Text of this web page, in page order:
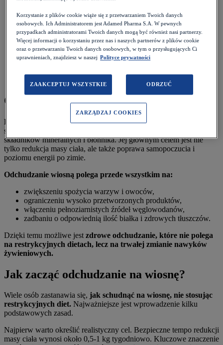
warzyw?
Detoks sokowy czy zbilansowana dieta – co działa lepiej?
Tanie odchudzanie wiosną – jak nie przepłacać za dietę?
Dieta wiosenna a mikrobiom – jak zadbać o jelita po zimie?
Szybki lunchbox wiosenny do pracy
Przykładowy jadłospis wiosenny
Praktyczne wskazówki – jak zdrowo schudnąć przed latem
Czym jest wiosenna dieta odchudzająca?
Dieta na wiosnę
to sposób żywienia oparty na świeżych,
sezonowych produktach, które dostarczają organizmowi witamin,
składników mineralnych i błonnika. Jej głównym celem jest nie
tylko redukcja masy ciała, ale także poprawa samopoczucia i
poziomu energii po zimie.
Odchudzanie wiosną polega przede wszystkim na:
zwiększeniu spożycia warzyw i owoców,
ograniczeniu wysoko przetworzonych produktów,
włączeniu pełnoziarnistych źródeł węglowodanów,
zadbaniu o odpowiednią ilość białka i zdrowych tłuszczów.
Dzięki temu możliwe jest zdrowe odchudzanie, które nie polega
na restrykcyjnych dietach, lecz na trwałej zmianie nawyków
żywieniowych.
Jak zacząć odchudzanie na wiosnę?
Wiele osób zastanawia się, jak schudnąć na wiosnę, nie stosując
restrykcyjnych diet. Najważniejsze jest wprowadzenie kilku
podstawowych zasad.
Najpierw warto określić realistyczny cel. Bezpieczne tempo redukcji
masy ciała wynosi około 0,5-1 kg tygodniowo. Kluczowe znaczenie
Korzystanie z plików cookie wiąże się z przetwarzaniem Twoich danych
osobowych. Ich Administratorem jest Adamed Pharma S.A. W pewnych
przypadkach administratorami Twoich danych mogą być również nasi partnerzy.
Więcej informacji o korzystaniu przez nas i naszych partnerów z plików cookie
oraz o przetwarzaniu Twoich danych osobowych, w tym o przysługujących Ci
uprawnieniach, znajdziesz w naszej Polityce prywatności
ZAAKCEPTUJ WSZYSTKIE ODRZUĆ
ZARZĄDZAJ COOKIES